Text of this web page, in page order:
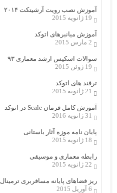
آموزش نصب رویت آرشیتکت ۲۰۱۴
19 ژانویه 2015
آموزش میانبرهای اتوکد
2 مارس 2015
سوالات اسکیس ارشد معماری ۹۳
19 ژوئن 2015
ترفند های اتوکد
21 ژانویه 2015
آموزش کامل فرمان Scale در اتوکد
31 ژانویه 2016
پایان نامه موزه آثار باستانی
18 ژانویه 2015
رابطه معماری و موسیقی
22 ژانویه 2015
ریز فضاهای پایانه مسافربری ترمینال
6 آوریل 2015